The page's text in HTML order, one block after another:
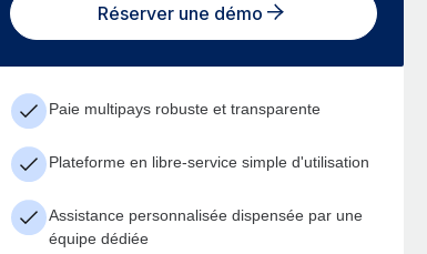
Réserver une démo
Paie multipays robuste et transparente
Plateforme en libre-service simple d'utilisation
Assistance personnalisée dispensée par une
équipe dédiée